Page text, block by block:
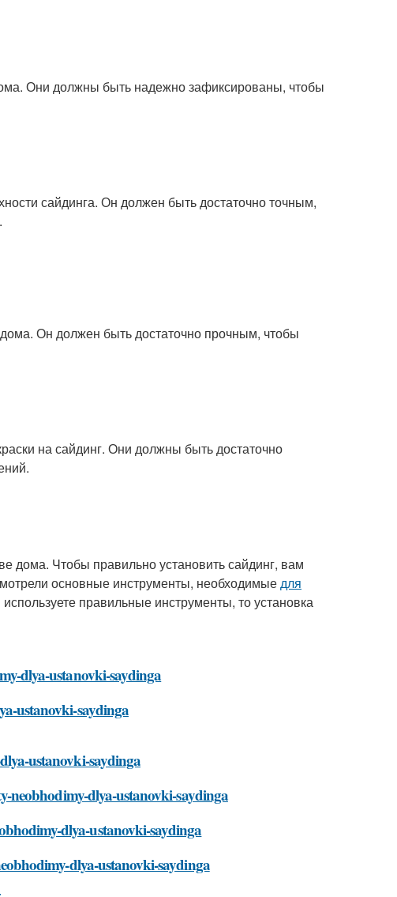
Они должны быть надежно зафиксированы, чтобы
сайдинга. Он должен быть достаточно точным,
Он должен быть достаточно прочным, чтобы
на сайдинг. Они должны быть достаточно
дома. Чтобы правильно установить сайдинг, вам
основные инструменты, необходимыедля
правильные инструменты, то установка
dlya-ustanovki-saydinga
ustanovki-saydinga
ustanovki-saydinga
neobhodimy-dlya-ustanovki-saydinga
dlya-ustanovki-saydinga
dlya-ustanovki-saydinga